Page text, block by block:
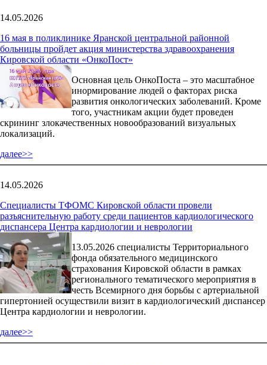
14.05.2026
16 мая в поликлинике Яранской центральной районной
больницы пройдет акция министерства здравоохранения
Кировской области «ОнкоПост»
Основная цель ОнкоПоста – это масштабное
инормирование людей о факторах риска
развития онкологических заболеваний. Кроме
того, участникам акции будет проведен
скрининг злокачественных новообразований визуальных
локализаций.
далее>>
14.05.2026
Специалисты ТФОМС Кировской области провели
разъяснительную работу среди пациентов кардиологического
диспансера Центра кардиологии и неврологии
13.05.2026 специалисты Территориального
фонда обязательного медицинского
страхования Кировской области в рамках
регионального тематического мероприятия в
честь Всемирного дня борьбы с артериальной
гипертонией осуществили визит в кардиологический диспансер
Центра кардиологии и неврологии.
далее>>